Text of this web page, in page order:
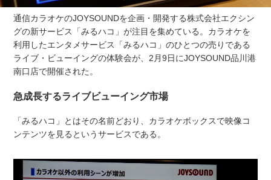
通信カラオケのJOYSOUNDを企画・開発する株式会社エクシン
グの新サービス「みるハコ」が注目を集めている。カラオケを
利用したエンタメサービス「みるハコ」のひとつの売りである
ライブ・ビューイングの体験会が、2月9日にJOYSOUND品川港
南口店で開催された。
急成長するライブビューイング市場
「みるハコ」とはその名前どおり、カラオケボックスで映像コ
ンテンツを見るというサービスである。